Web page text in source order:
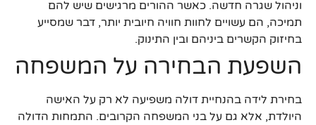
וניהול שגרה חדשה. כאשר ההורים מרגישים שיש להם
תמיכה, הם עשויים לחוות חוויה חיובית יותר, דבר שמסייע
בחיזוק הקשרים ביניהם ובין התינוק.
השפעת הבחירה על המשפחה
בחירת לידה בהנחיית דולה משפיעה לא רק על האישה
היולדת, אלא גם על בני המשפחה הקרובים. התמחות הדולה